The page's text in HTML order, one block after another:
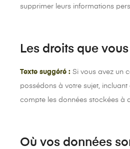
supprimer leurs informations
Les droits que
Texte suggéré : Si vous avez un
possédons à votre sujet,
compte les données stockées à
Où vos données